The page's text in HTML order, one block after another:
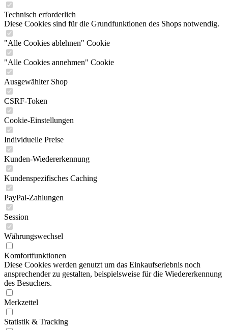
Technisch erforderlich
Diese Cookies sind für die Grundfunktionen des Shops notwendig.
"Alle Cookies ablehnen" Cookie
"Alle Cookies annehmen" Cookie
Ausgewählter Shop
CSRF-Token
Cookie-Einstellungen
Individuelle Preise
Kunden-Wiedererkennung
Kundenspezifisches Caching
PayPal-Zahlungen
Session
Währungswechsel
Komfortfunktionen
Diese Cookies werden genutzt um das Einkaufserlebnis noch
ansprechender zu gestalten, beispielsweise für die Wiedererkennung
des Besuchers.
Merkzettel
Statistik & Tracking